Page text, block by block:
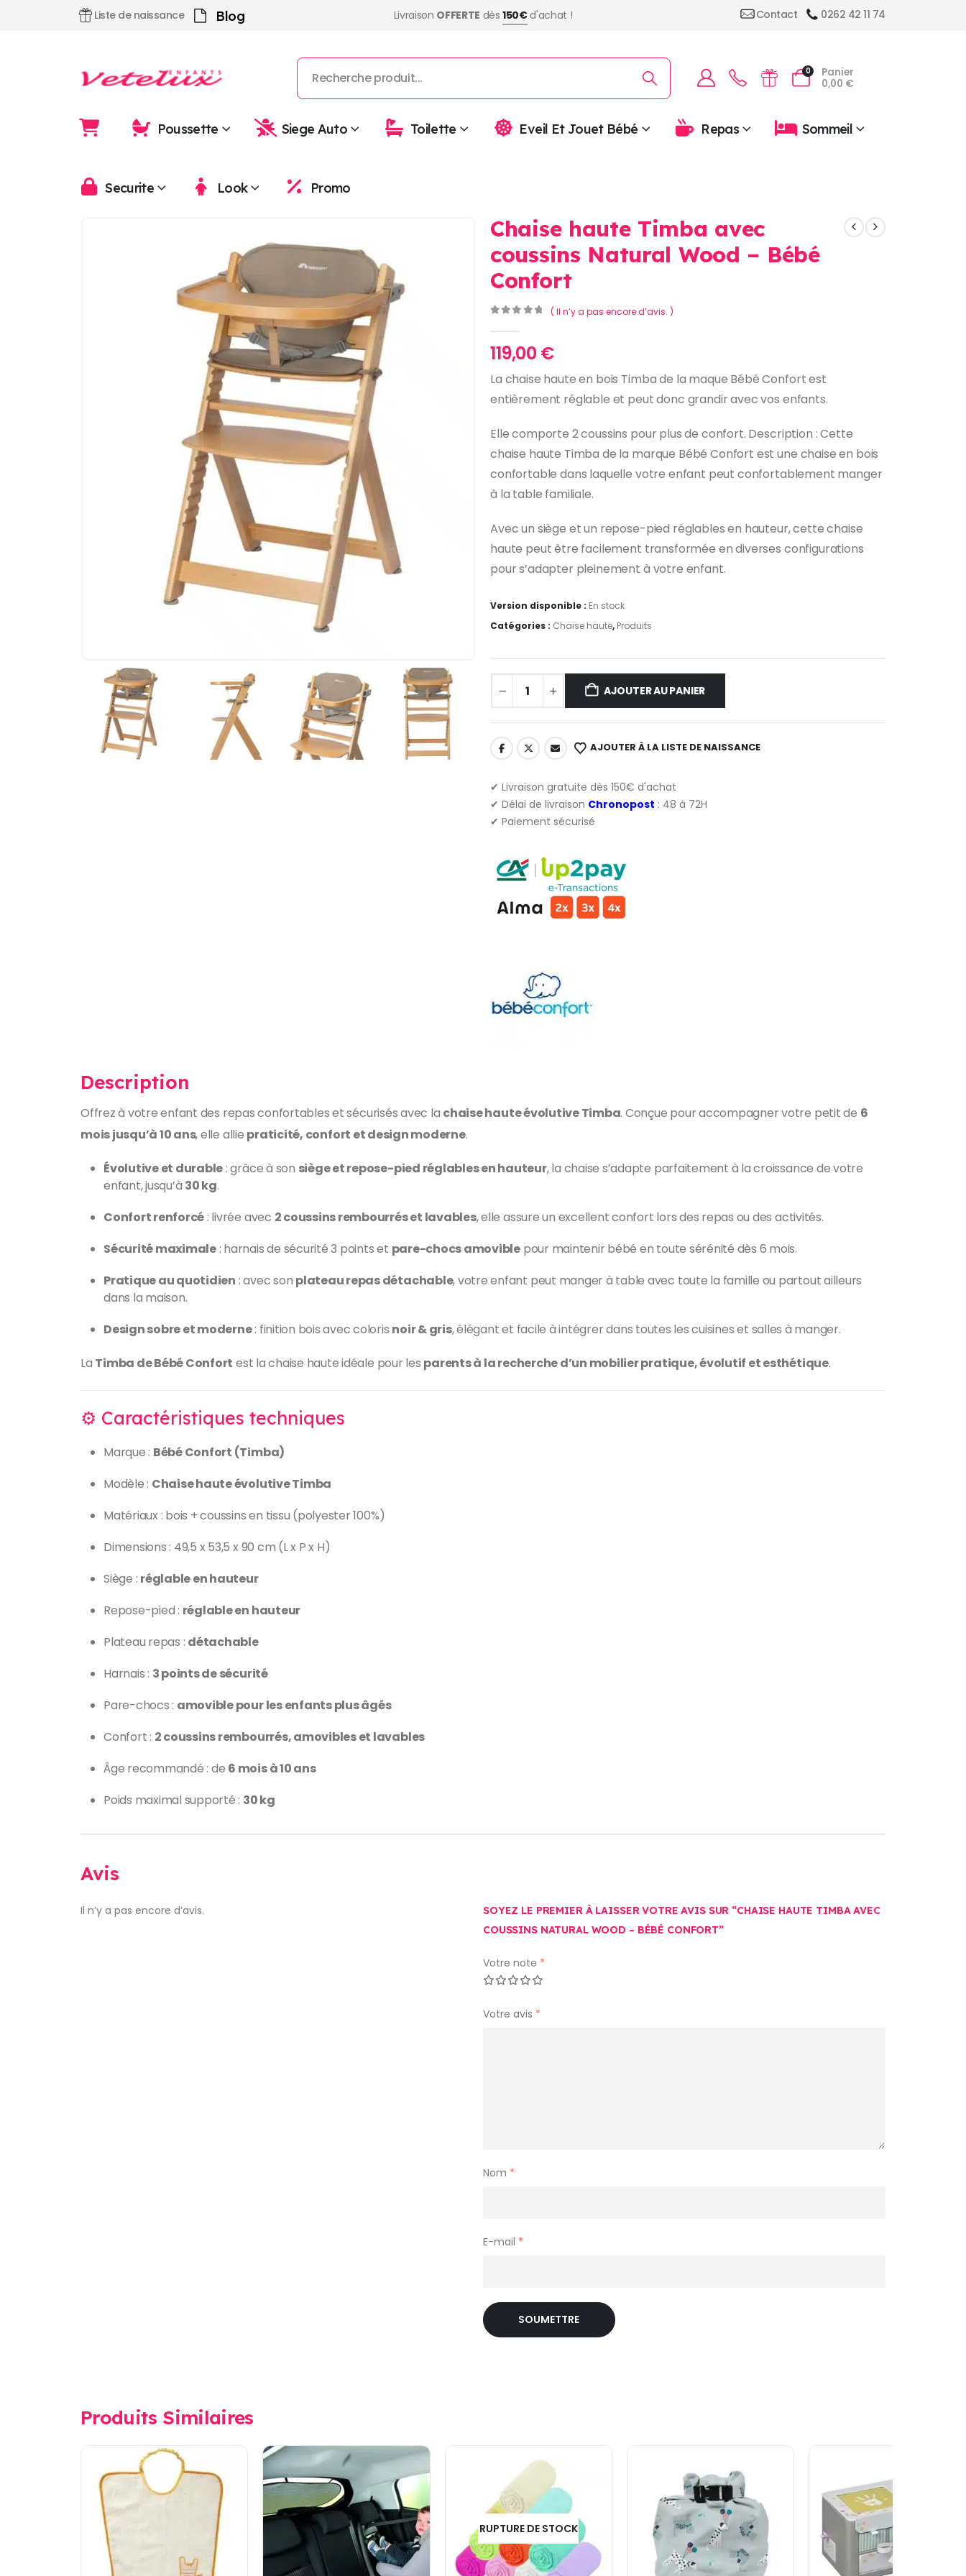
Liste de naissance Blog Livraison OFFERTE dès150€d'achat ! Contact 0262 42 11 74
0
Panier
0,00 €
Poussette Siege Auto Toilette Eveil Et Jouet Bébé Repas Sommeil
Securite Look Promo
Chaise haute Timba avec
coussins Natural Wood – Bébé
Confort
( Il n’y a pas encore d’avis. )
119,00 €
La chaise haute en bois Timba de la maque Bébé Confort est
entièrement réglable et peut donc grandir avec vos enfants.
Elle comporte 2 coussins pour plus de confort. Description : Cette
chaise haute Timba de la marque Bébé Confort est une chaise en bois
confortable dans laquelle votre enfant peut confortablement manger
à la table familiale.
Avec un siège et un repose-pied réglables en hauteur, cette chaise
haute peut être facilement transformée en diverses configurations
pour s’adapter pleinement à votre enfant.
Version disponible : En stock
Catégories : Chaise haute, Produits
AJOUTER AU PANIER
AJOUTER À LA LISTE DE NAISSANCE
✔ Livraison gratuite dès 150€ d'achat
✔ Délai de livraison Chronopost : 48 à 72H
✔ Paiement sécurisé
Description
Offrez à votre enfant des repas confortables et sécurisés avec la chaise haute évolutive Timba. Conçue pour accompagner votre petit de 6
mois jusqu’à 10 ans, elle allie praticité, confort et design moderne.
Évolutive et durable : grâce à son siège et repose-pied réglables en hauteur, la chaise s’adapte parfaitement à la croissance de votre
enfant, jusqu’à 30 kg.
Confort renforcé : livrée avec 2 coussins rembourrés et lavables, elle assure un excellent confort lors des repas ou des activités.
Sécurité maximale: harnais de sécurité 3 points et pare-chocs amoviblepour maintenir bébé en toute sérénité dès 6 mois.
Pratique au quotidien : avec son plateau repas détachable, votre enfant peut manger à table avec toute la famille ou partout ailleurs
dans la maison.
Design sobre et moderne: finition bois avec coloris noir & gris, élégant et facile à intégrer dans toutes les cuisines et salles à manger.
La Timba de Bébé Confort est la chaise haute idéale pour les parents à la recherche d’un mobilier pratique, évolutif et esthétique.
⚙️ Caractéristiques techniques
Marque : Bébé Confort (Timba)
Modèle : Chaise haute évolutive Timba
Matériaux : bois + coussins en tissu (polyester 100%)
Dimensions : 49,5 x 53,5 x 90 cm (L x P x H)
Siège : réglable en hauteur
Repose-pied : réglable en hauteur
Plateau repas : détachable
Harnais : 3 points de sécurité
Pare-chocs : amovible pour les enfants plus âgés
Confort : 2 coussins rembourrés, amovibles et lavables
Âge recommandé : de 6 mois à 10 ans
Poids maximal supporté : 30 kg
Avis
Il n’y a pas encore d’avis.
SOYEZ LE PREMIER À LAISSER VOTRE AVIS SUR “CHAISE HAUTE TIMBA AVEC
COUSSINS NATURAL WOOD – BÉBÉ CONFORT”
Votre note *
Votre avis *
Nom *
E-mail *
Produits Similaires
RUPTURE DE STOCK